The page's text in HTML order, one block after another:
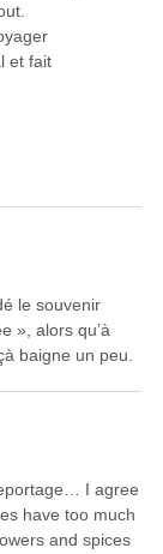
et fait
le souvenir
», alors qu’à
baigne un peu.
I agree
have too much
and spices